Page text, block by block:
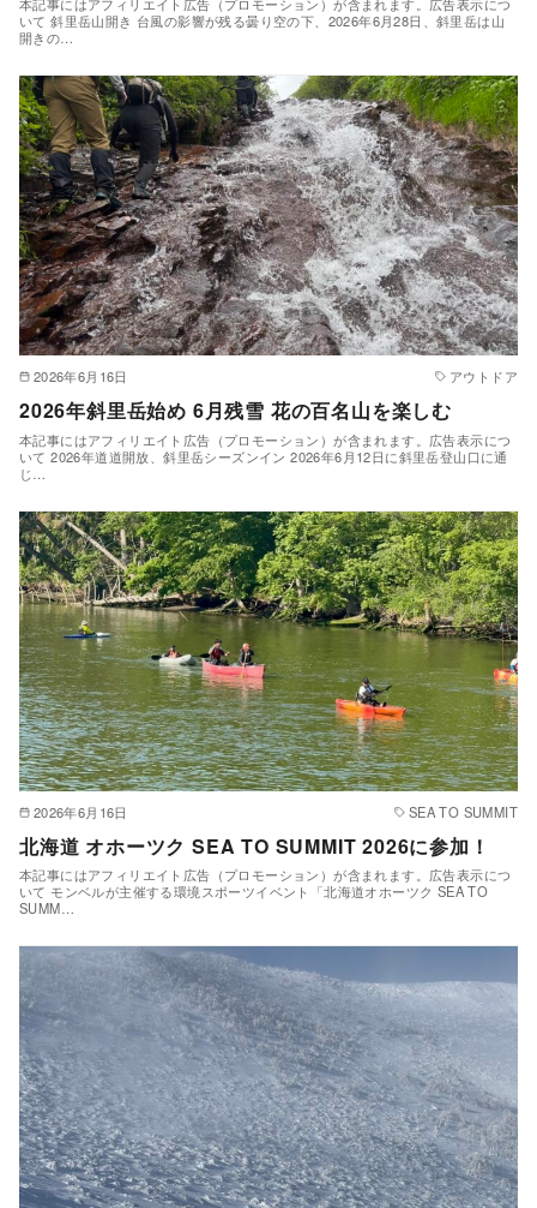
いて 斜里岳山開き 台風の影響が残る曇り空の下、2026年6月28日、斜里岳は山
開きの…
2026年6月16日 アウトドア
2026年斜里岳始め 6月残雪 花の百名山を楽しむ
本記事にはアフィリエイト広告（プロモーション）が含まれます。広告表示につ
いて 2026年道道開放、斜里岳シーズンイン 2026年6月12日に斜里岳登山口に通
じ…
2026年6月16日 SEA TO SUMMIT
北海道 オホーツク SEA TO SUMMIT 2026に参加！
本記事にはアフィリエイト広告（プロモーション）が含まれます。広告表示につ
いて モンベルが主催する環境スポーツイベント「北海道オホーツク SEA TO
SUMM…